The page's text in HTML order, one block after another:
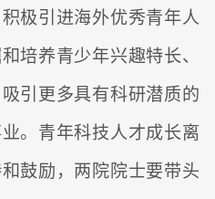
极引进海外优秀青年人
培养青少年兴趣特长、
引更多具有科研潜质的
。青年科技人才成长离
鼓励，两院院士要带头